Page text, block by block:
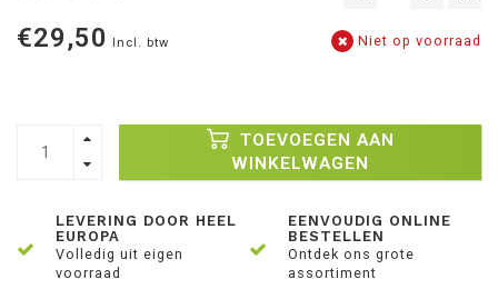
€29,50 Incl. btw Niet op voorraad
TOEVOEGEN AAN
WINKELWAGEN
LEVERING DOOR HEEL
EUROPA
Volledig uit eigen
voorraad
EENVOUDIG ONLINE
BESTELLEN
Ontdek ons grote
assortiment